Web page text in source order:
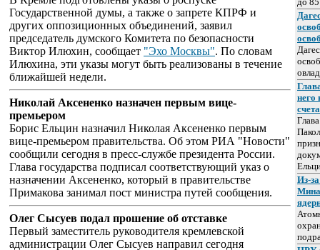
Государственной думы, а также о запрете КПРФ и
других оппозиционных объединений, заявил
председатель думского Комитета по безопасности
Виктор Илюхин, сообщает "Эхо Москвы". По словам
Илюхина, эти указы могут быть реализованы в течение
ближайшей недели.
Николай Аксененко назначен первым вице-
премьером
Борис Ельцин назначил Николая Аксененко первым
вице-премьером правительства. Об этом РИА "Новости"
сообщили сегодня в пресс-службе президента России.
Глава государства подписал соответствующий указ о
назначении Аксененко, который в правительстве
Примакова занимал пост министра путей сообщения.
Олег Сысуев подал прошение об отставке
Первый заместитель руководителя кремлевской
администрации Олег Сысуев направил сегодня
него
Из-